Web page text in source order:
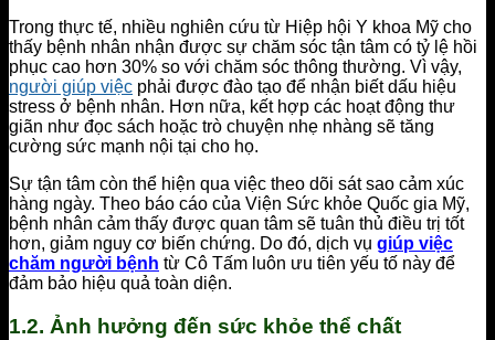
Trong thực tế, nhiều nghiên cứu từ Hiệp hội Y khoa Mỹ cho
thấy bệnh nhân nhận được sự chăm sóc tận tâm có tỷ lệ hồi
phục cao hơn 30% so với chăm sóc thông thường. Vì vậy,
người giúp việc phải được đào tạo để nhận biết dấu hiệu
stress ở bệnh nhân. Hơn nữa, kết hợp các hoạt động thư
giãn như đọc sách hoặc trò chuyện nhẹ nhàng sẽ tăng
cường sức mạnh nội tại cho họ.
Sự tận tâm còn thể hiện qua việc theo dõi sát sao cảm xúc
hàng ngày. Theo báo cáo của Viện Sức khỏe Quốc gia Mỹ,
bệnh nhân cảm thấy được quan tâm sẽ tuân thủ điều trị tốt
hơn, giảm nguy cơ biến chứng. Do đó, dịch vụ giúp việc
chăm người bệnh từ Cô Tấm luôn ưu tiên yếu tố này để
đảm bảo hiệu quả toàn diện.
1.2. Ảnh hưởng đến sức khỏe thể chất